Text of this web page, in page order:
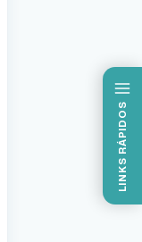
LINKS RÁPIDOS